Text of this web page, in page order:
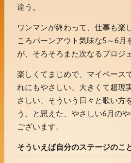
違う。
ワンマンが終わって、仕事も楽
ころバーンアウト気味な5～6月
が、そろそろまた次なるプロジ
楽しくてまじめで、マイペース
れにもやさしい、大きくて超現
さしい、そういう日々と歌い方
う、と思えた、やさしい6月の
ございます。
そういえば自分のステージのこ